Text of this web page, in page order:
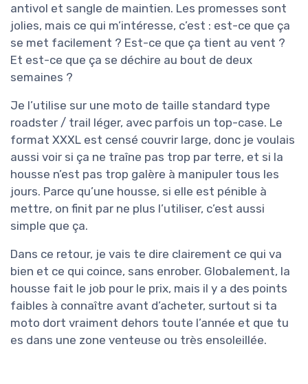
antivol et sangle de maintien. Les promesses sont
jolies, mais ce qui m’intéresse, c’est : est-ce que ça
se met facilement ? Est-ce que ça tient au vent ?
Et est-ce que ça se déchire au bout de deux
semaines ?
Je l’utilise sur une moto de taille standard type
roadster / trail léger, avec parfois un top-case. Le
format XXXL est censé couvrir large, donc je voulais
aussi voir si ça ne traîne pas trop par terre, et si la
housse n’est pas trop galère à manipuler tous les
jours. Parce qu’une housse, si elle est pénible à
mettre, on finit par ne plus l’utiliser, c’est aussi
simple que ça.
Dans ce retour, je vais te dire clairement ce qui va
bien et ce qui coince, sans enrober. Globalement, la
housse fait le job pour le prix, mais il y a des points
faibles à connaître avant d’acheter, surtout si ta
moto dort vraiment dehors toute l’année et que tu
es dans une zone venteuse ou très ensoleillée.